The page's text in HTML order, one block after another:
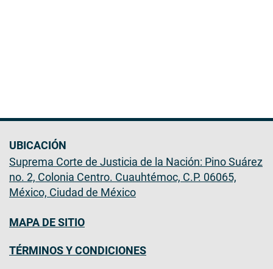
UBICACIÓN
Suprema Corte de Justicia de la Nación: Pino Suárez
no. 2, Colonia Centro. Cuauhtémoc, C.P. 06065,
México, Ciudad de México
MAPA DE SITIO
TÉRMINOS Y CONDICIONES